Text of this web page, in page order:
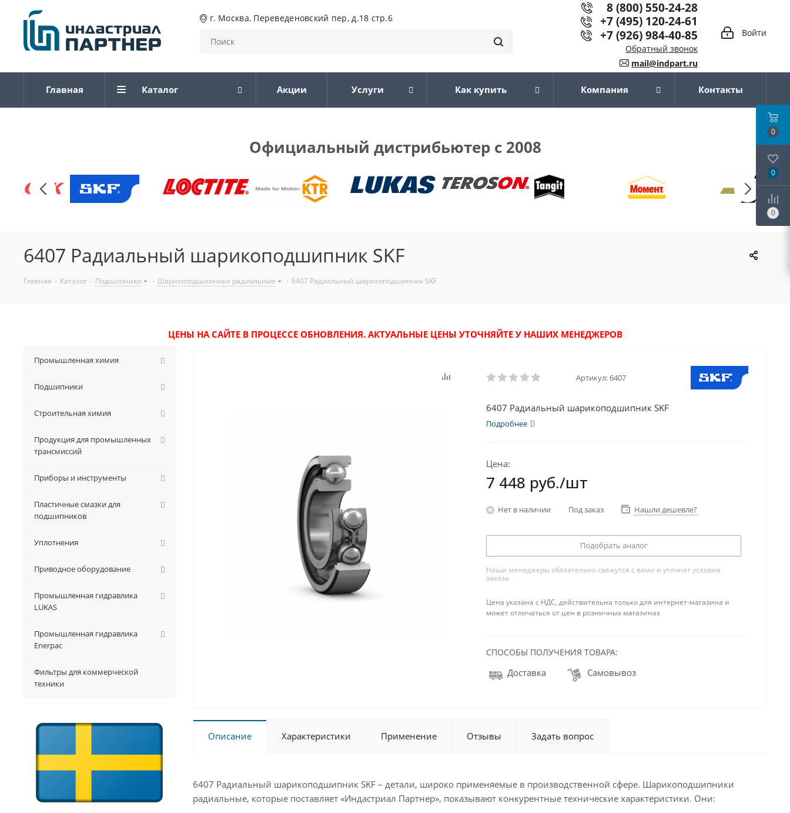
г. Москва, Переведеновский пер, д.18 стр.6
Войти
8 (800) 550-24-28
+7 (495) 120-24-61
+7 (926) 984-40-85
Обратный звонок
mail@indpart.ru
Главная Каталог Акции Услуги Как купить Компания Контакты
Официальный дистрибьютер с 2008
6407 Радиальный шарикоподшипник SKF
Главная - Каталог - Подшипники - Шарикоподшипники радиальные - 6407 Радиальный шарикоподшипник SKF
ЦЕНЫ НА САЙТЕ В ПРОЦЕССЕ ОБНОВЛЕНИЯ. АКТУАЛЬНЫЕ ЦЕНЫ УТОЧНЯЙТЕ У НАШИХ МЕНЕДЖЕРОВ
Артикул:6407
6407 Радиальный шарикоподшипник SKF
Подробнее
Цена:
7 448 руб./шт
Нет в наличии Под заказ Нашли дешевле?
Подобрать аналог
Наши менеджеры обязательно свяжутся с вами и уточнят условия
заказа
Цена указана с НДС, действительна только для интернет-магазина и
может отличаться от цен в розничных магазинах
СПОСОБЫ ПОЛУЧЕНИЯ ТОВАРА:
Доставка Самовывоз
Описание Характеристики Применение Отзывы Задать вопрос
6407 Радиальный шарикоподшипник SKF – детали, широко применяемые в производственной сфере. Шарикоподшипники
радиальные, которые поставляет «Индастриал Партнер», показывают конкурентные технические характеристики. Они:
Промышленная химия
Подшипники
Строительная химия
Продукция для промышленных
трансмиссий
Приборы и инструменты
Пластичные смазки для
подшипников
Уплотнения
Приводное оборудование
Промышленная гидравлика
LUKAS
Промышленная гидравлика
Enerpac
Фильтры для коммерческой
техники
0
0
0